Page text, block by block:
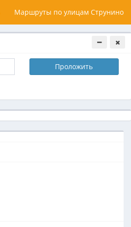
Маршруты по улицам Струнино
Проложить